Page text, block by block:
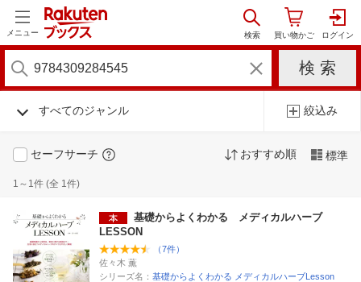
メニュー
すべてのジャンル 絞込み
セーフサーチ おすすめ順 標準
1～1件 (全 1件)
基礎からよくわかる メディカルハーブ
LESSON
（7件）
佐々木 薫
シリーズ名： 基礎からよくわかる メディカルハーブLesson